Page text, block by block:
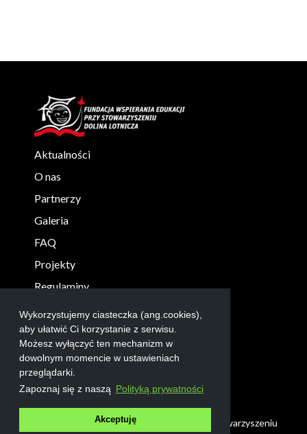
Wykorzystujemy ciasteczka (ang.cookies),
aby ułatwić Ci korzystanie z serwisu.
Możesz wyłączyć ten mechanizm w
dowolnym momencie w ustawieniach
przeglądarki.
Zapoznaj się z naszą Polityką prywatności
Akceptuję
Aktualności
O nas
Partnerzy
Galeria
FAQ
Projekty
Regulaminy
KONTAKT
info@robolab.edu.pl
+48 17 865 3004
© 2022 Fundacja Wspierania Edukacji przy Stowarzyszeniu